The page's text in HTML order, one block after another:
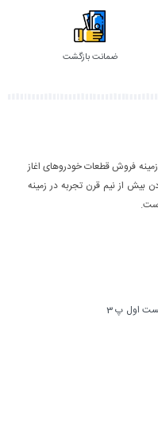
ضمانت بازگشت
خود را در زمینه فروش قطعات خودروهای اغاز
بیش از نیم قرن تجربه در زمینه
اول پ 3